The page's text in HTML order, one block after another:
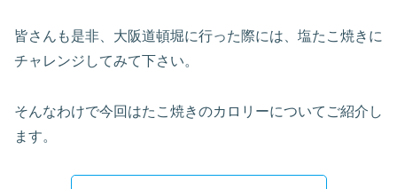
皆さんも是非、大阪道頓堀に行った際には、塩たこ焼きに
チャレンジしてみて下さい。
そんなわけで今回はたこ焼きのカロリーについてご紹介し
ます。